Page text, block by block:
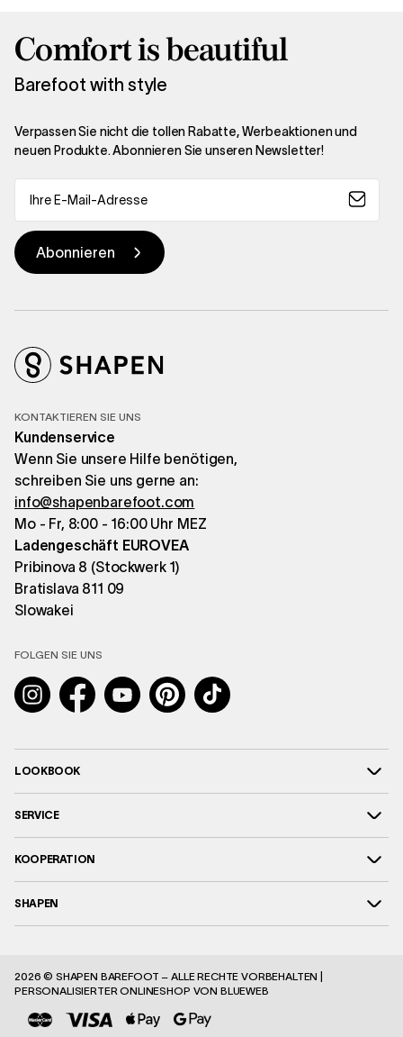
Comfort is beautiful
Barefoot with style
Verpassen Sie nicht die tollen Rabatte, Werbeaktionen und
neuen Produkte. Abonnieren Sie unseren Newsletter!
KONTAKTIEREN SIE UNS
Kundenservice
Wenn Sie unsere Hilfe benötigen,
schreiben Sie uns gerne an:
info@shapenbarefoot.com
Mo - Fr, 8:00 - 16:00 Uhr MEZ
Ladengeschäft EUROVEA
Pribinova 8 (Stockwerk 1)
Bratislava 811 09
Slowakei
FOLGEN SIE UNS
InstagramFacebookYouTubePinterestTikTok
LOOKBOOK
SERVICE
KOOPERATION
SHAPEN
2026 © SHAPEN BAREFOOT – ALLE RECHTE VORBEHALTEN |
PERSONALISIERTER ONLINESHOP VON BLUEWEB